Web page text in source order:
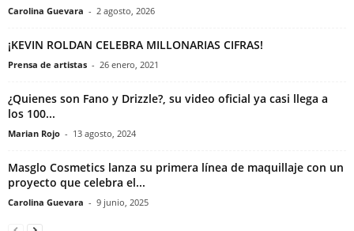
Carolina Guevara - 2 agosto, 2026
¡KEVIN ROLDAN CELEBRA MILLONARIAS CIFRAS!
Prensa de artistas - 26 enero, 2021
¿Quienes son Fano y Drizzle?, su video oficial ya casi llega a
los 100...
Marian Rojo - 13 agosto, 2024
Masglo Cosmetics lanza su primera línea de maquillaje con un
proyecto que celebra el...
Carolina Guevara - 9 junio, 2025